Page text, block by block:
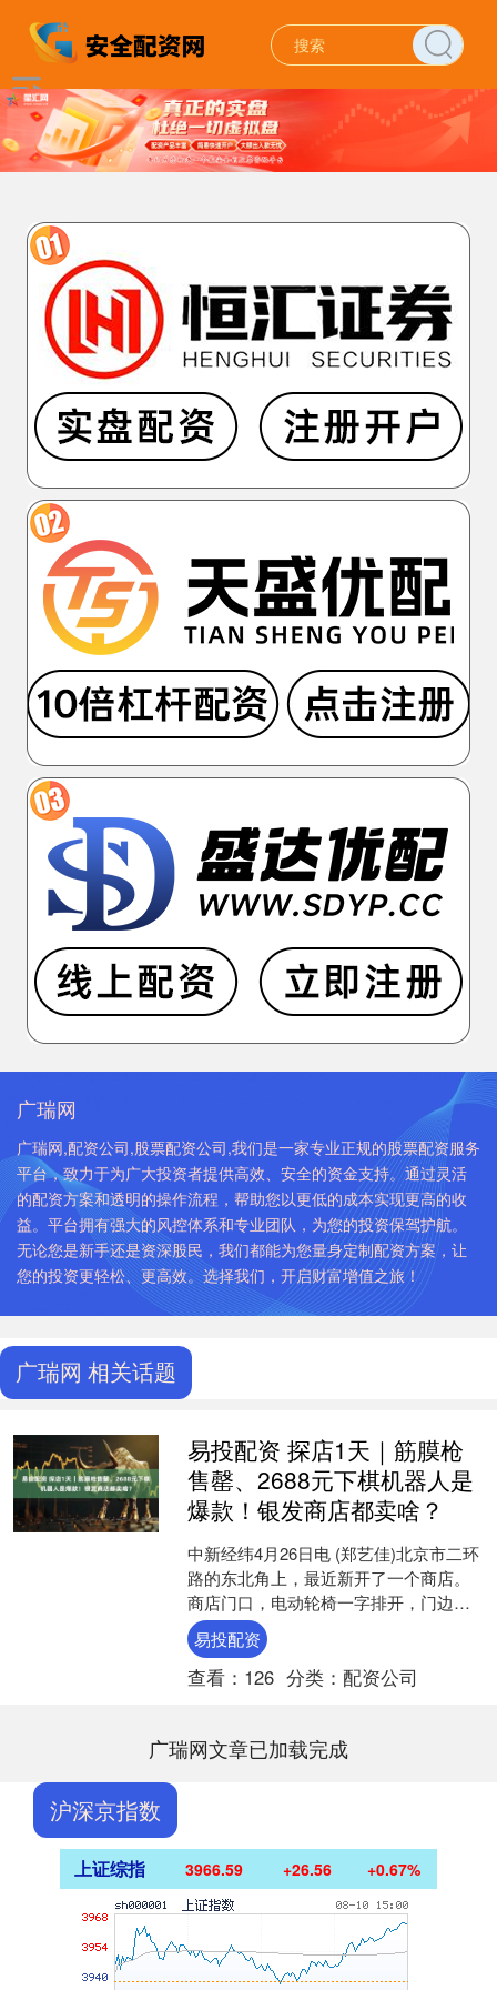
广瑞网
广瑞网,配资公司,股票配资公司,我们是一家专业正规的股票配资服务
平台，致力于为广大投资者提供高效、安全的资金支持。通过灵活
的配资方案和透明的操作流程，帮助您以更低的成本实现更高的收
益。平台拥有强大的风控体系和专业团队，为您的投资保驾护航。
无论您是新手还是资深股民，我们都能为您量身定制配资方案，让
您的投资更轻松、更高效。选择我们，开启财富增值之旅！
广瑞网 相关话题
易投配资 探店1天｜筋膜枪
售罄、2688元下棋机器人是
爆款！银发商店都卖啥？
中新经纬4月26日电 (郑艺佳)北京市二环
路的东北角上，最近新开了一个商店。
商店门口，电动轮椅一字排开，门边小
黑板上的广场舞“主理人”招募信息格外醒
目。这是一个....
易投配资
查看： 126 分类： 配资公司
广瑞网文章已加载完成
沪深京指数
上证综指 3966.59 +26.56 +0.67%